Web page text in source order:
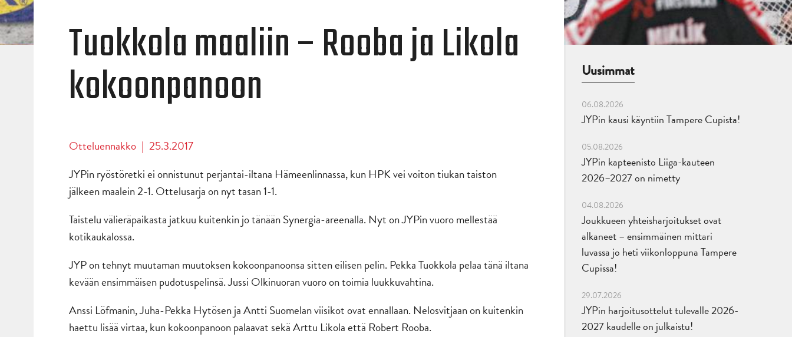
Tuokkola maaliin – Rooba ja Likola
kokoonpanoon
Otteluennakko | 25.3.2017
JYPin ryöstöretki ei onnistunut perjantai-iltana Hämeenlinnassa, kun HPK vei voiton tiukan taiston
jälkeen maalein 2-1. Ottelusarja on nyt tasan 1-1.
Taistelu välieräpaikasta jatkuu kuitenkin jo tänään Synergia-areenalla. Nyt on JYPin vuoro mellestää
kotikaukalossa.
JYP on tehnyt muutaman muutoksen kokoonpanoonsa sitten eilisen pelin. Pekka Tuokkola pelaa tänä iltana
kevään ensimmäisen pudotuspelinsä. Jussi Olkinuoran vuoro on toimia luukkuvahtina.
Anssi Löfmanin, Juha-Pekka Hytösen ja Antti Suomelan viisikot ovat ennallaan. Nelosvitjaan on kuitenkin
haettu lisää virtaa, kun kokoonpanoon palaavat sekä Arttu Likola että Robert Rooba.
Uusimmat
06.08.2026
JYPin kausi käyntiin Tampere Cupista!
05.08.2026
JYPin kapteenisto Liiga-kauteen
2026–2027 on nimetty
04.08.2026
Joukkueen yhteisharjoitukset ovat
alkaneet – ensimmäinen mittari
luvassa jo heti viikonloppuna Tampere
Cupissa!
29.07.2026
JYPin harjoitusottelut tulevalle 2026-
2027 kaudelle on julkaistu!